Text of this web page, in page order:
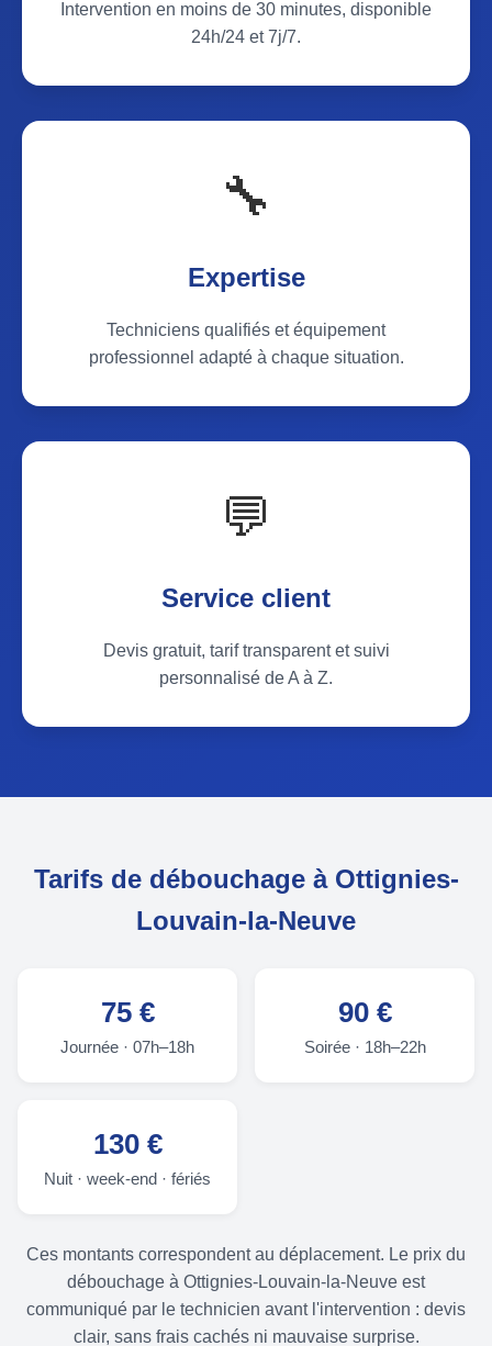
Intervention en moins de 30 minutes, disponible
24h/24 et 7j/7.
🔧
Expertise
Techniciens qualifiés et équipement
professionnel adapté à chaque situation.
💬
Service client
Devis gratuit, tarif transparent et suivi
personnalisé de A à Z.
Tarifs de débouchage à Ottignies-
Louvain-la-Neuve
75 €
Journée · 07h–18h
90 €
Soirée · 18h–22h
130 €
Nuit · week-end · fériés
Ces montants correspondent au déplacement. Le prix du
débouchage à Ottignies-Louvain-la-Neuve est
communiqué par le technicien avant l'intervention : devis
clair, sans frais cachés ni mauvaise surprise.